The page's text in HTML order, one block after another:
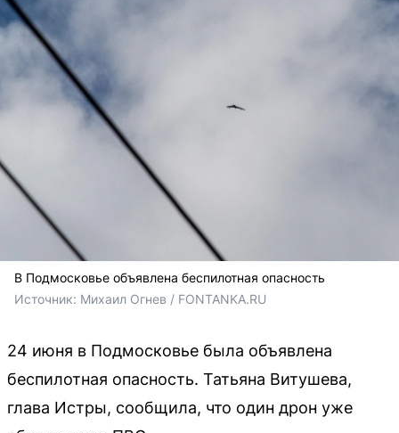
В Подмосковье объявлена беспилотная опасность
Источник: Михаил Огнев / FONTANKA.RU
24 июня в Подмосковье была объявлена
беспилотная опасность. Татьяна Витушева,
глава Истры, сообщила, что один дрон уже